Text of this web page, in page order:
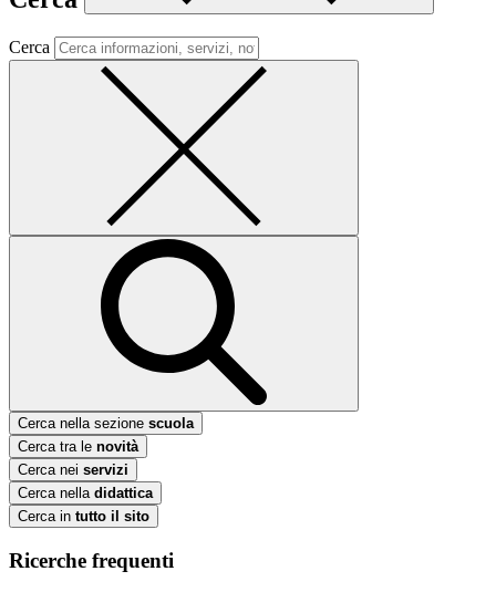
Cerca
Cerca nella sezione scuola
Cerca tra le novità
Cerca nei servizi
Cerca nella didattica
Cerca in tutto il sito
Ricerche frequenti